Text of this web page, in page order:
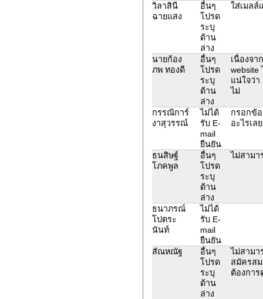
วิลาสินี
ฉายแสง
อื่นๆ
โปรด
ระบุ
ด้าน
ล่าง
ใส่เมลล์
นายก้อง
ภพ ทองดี
อื่นๆ
โปรด
ระบุ
ด้าน
ล่าง
เนื่องจ
website
แน่ใจว่า
ไม่
กรรณิการ์
งาสุวรรณ์
ไม่ได้
รับ E-
mail
ยืนยัน
กรอกข้
อะไรเล
ธนสิษฐ์
โภคพูล
อื่นๆ
โปรด
ระบุ
ด้าน
ล่าง
ไม่สามา
ธนาภรณ์
โปตระ
นันท์
ไม่ได้
รับ E-
mail
ยืนยัน
สัณหณัฐ
อื่นๆ
โปรด
ระบุ
ด้าน
ล่าง
ไม่สามา
สมัครส
ต้องกา